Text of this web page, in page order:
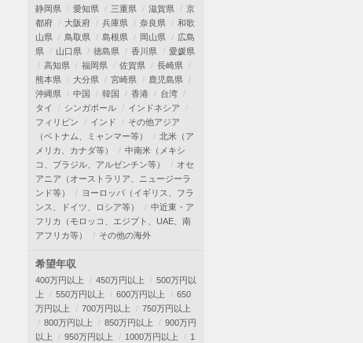
静岡県
愛知県 三重県 滋賀県
京
都府
大阪府 兵庫県 奈良県
和歌
山県
鳥取県 島根県 岡山県
広島
県
山口県 徳島県 香川県
愛媛県
高知県
福岡県 佐賀県
長崎県
熊本県
大分県 宮崎県
鹿児島県
沖縄県
中国 韓国 香港
台湾
タイ
シンガポール
インドネシア
フィリピン
インド
その他アジア
（ベトナム、ミャンマー等）
北米（ア
メリカ、カナダ等）
中南米（メキシ
コ、ブラジル、アルゼンチン等）
オセ
アニア（オーストラリア、ニュージーラ
ンド等）
ヨーロッパ（イギリス、フラ
ンス、ドイツ、ロシア等）
中近東・ア
フリカ（モロッコ、エジプト、UAE、南
アフリカ等）
その他の海外
希望年収
400万円以上 450万円以上
500万円以
上
550万円以上 600万円以上
650
万円以上
700万円以上
750万円以上
800万円以上
850万円以上
900万円
以上
950万円以上 1000万円以上
1